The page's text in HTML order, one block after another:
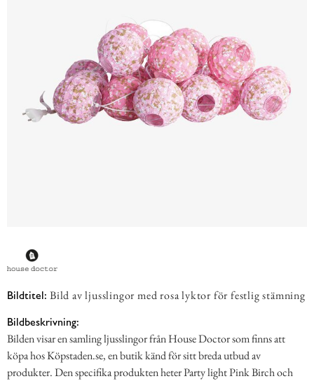
Bildtitel: Bild av ljusslingor med rosa lyktor för festlig stämning
Bildbeskrivning:
Bilden visar en samling ljusslingor från House Doctor som finns att
köpa hos Köpstaden.se, en butik känd för sitt breda utbud av
produkter. Den specifika produkten heter Party light Pink Birch och